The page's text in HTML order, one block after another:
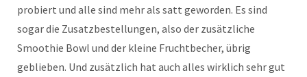
probiert und alle sind mehr als satt geworden. Es sind
sogar die Zusatzbestellungen, also der zusätzliche
Smoothie Bowl und der kleine Fruchtbecher, übrig
geblieben. Und zusätzlich hat auch alles wirklich sehr gut